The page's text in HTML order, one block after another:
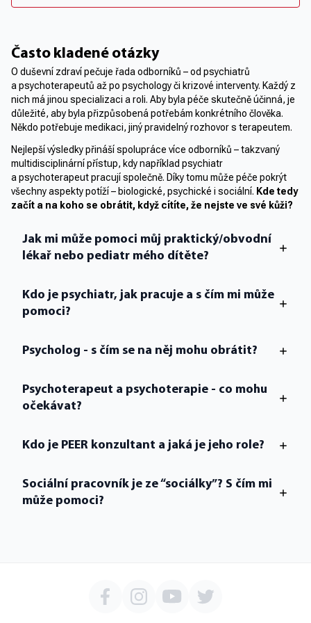
Často kladené otázky
O duševní zdraví pečuje řada odborníků – od psychiatrů
a psychoterapeutů až po psychology či krizové interventy. Každý z
nich má jinou specializaci a roli. Aby byla péče skutečně účinná, je
důležité, aby byla přizpůsobená potřebám konkrétního člověka.
Někdo potřebuje medikaci, jiný pravidelný rozhovor s terapeutem.
Nejlepší výsledky přináší spolupráce více odborníků – takzvaný
multidisciplinární přístup, kdy například psychiatr
a psychoterapeut pracují společně. Díky tomu může péče pokrýt
všechny aspekty potíží – biologické, psychické i sociální. Kde tedy
začít a na koho se obrátit, když cítíte, že nejste ve své kůži?
Jak mi může pomoci můj praktický/obvodní
lékař nebo pediatr mého dítěte?
Kdo je psychiatr, jak pracuje a s čím mi může
pomoci?
Psycholog - s čím se na něj mohu obrátit?
Psychoterapeut a psychoterapie - co mohu
očekávat?
Kdo je PEER konzultant a jaká je jeho role?
Sociální pracovník je ze “sociálky”? S čím mi
může pomoci?